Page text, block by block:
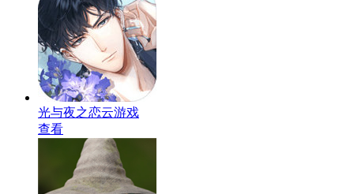
光与夜之恋云游戏
查看